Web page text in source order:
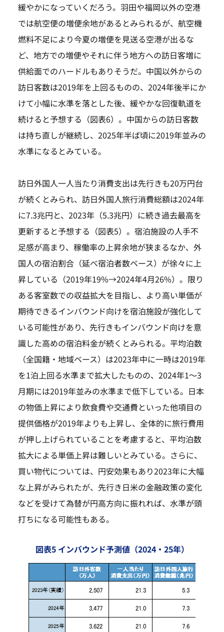
緩やかになっていくだろう。羽田や福岡以外の空港
では航空便の増便余地があるとみられるが、航空機
燃料不足により今夏の増便を見送る空港が出るな
ど、地方での増便やそれに伴う地方への訪日客増に
供給面でのハードルもありそうだ。中国以外からの
訪日客数は2019年を上回るものの、2024年後半にか
けて小幅に水準を落とした後、緩やかな回復軌道を
続けると予想する（図表6）。中国からの訪日客数
は持ち直しが継続し、2025年半ば頃に2019年並みの
水準になるとみている。
訪日外国人一人当たり消費支出は先行きも20万円台
が続くとみられ、訪日外国人旅行消費総額は2024年
に7.3兆円と、2023年（5.3兆円）に続き過去最高を
更新すると予想する（図表5）。宿泊施設の人手不
足感が高まり、稼働率の上昇余地が狭まるなか、外
国人の宿泊割合（延べ宿泊者数ベース）が徐々に上
昇している（2019年19%→2024年4月26%）。限り
ある客室数での収益拡大を目指し、より高い単価が
期待できるインバウンド向けを宿泊施設が強化して
いる可能性があり、先行きもインバウンド向けを意
識した高めの宿泊料金が続くとみられる。平均泊数
（全国籍・地域ベース）は2023年中に一時は2019年
を1泊上回る水準まで拡大したものの、2024年1～3
月期には2019年並みの水準まで低下している。日本
の物価上昇により飲食費や交通費といった他項目の
提供価格が2019年よりも上昇し、全体的に旅行費用
が押し上げられていることを考慮すると、平均泊数
拡大による単価上昇は難しいとみている。さらに、
買い物代については、円安効果もあり2023年に大幅
な上昇がみられたが、先行き日米の金融政策の変化
などを受けて為替が円高方向に振れれば、水準が頭
打ちになる可能性もある。
図表5 インバウンド予測値（2024・25年）